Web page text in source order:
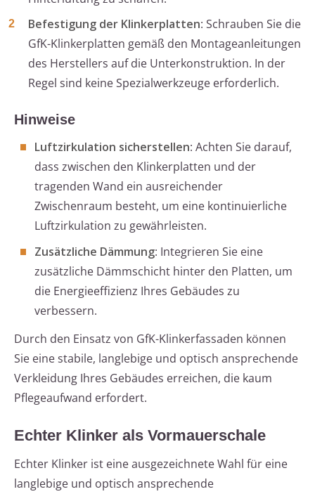
Befestigung der Klinkerplatten: Schrauben Sie die
GfK-Klinkerplatten gemäß den Montageanleitungen
des Herstellers auf die Unterkonstruktion. In der
Regel sind keine Spezialwerkzeuge erforderlich.
Hinweise
Luftzirkulation sicherstellen: Achten Sie darauf,
dass zwischen den Klinkerplatten und der
tragenden Wand ein ausreichender
Zwischenraum besteht, um eine kontinuierliche
Luftzirkulation zu gewährleisten.
Zusätzliche Dämmung: Integrieren Sie eine
zusätzliche Dämmschicht hinter den Platten, um
die Energieeffizienz Ihres Gebäudes zu
verbessern.
Durch den Einsatz von GfK-Klinkerfassaden können
Sie eine stabile, langlebige und optisch ansprechende
Verkleidung Ihres Gebäudes erreichen, die kaum
Pflegeaufwand erfordert.
Echter Klinker als Vormauerschale
Echter Klinker ist eine ausgezeichnete Wahl für eine
langlebige und optisch ansprechende